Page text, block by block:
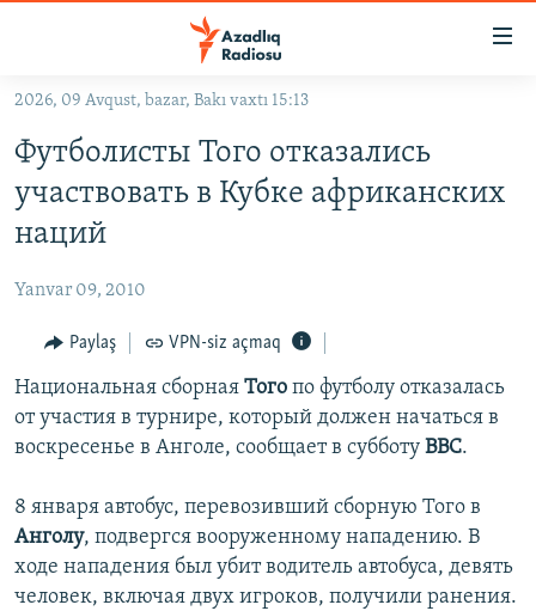
Əsas
qayıt
Əsas
naviqasiyaya
qayıt
#İZAHLA
KORRUPSIOMETR
FƏRQƏ BAX
QANUNI DOĞRU
ARAŞDIRMA
MULTIMEDIA
FOTOQALEREYA
İNFOQRAFIKA
KARIKATURA
OXU ZALI
AZƏRBAYCAN ƏDƏBIYYATI KITABXANASI
İSLAM VƏ DEMOKRATIYA
HAQQIMIZDA
MISSIYAMIZ
PEŞƏ ETIKASI VƏ JURNALISTIKA STANDARTLARIMIZ
BIZI IZLƏ
2026, 09 Avqust, bazar, Bakı vaxtı 15:13
Футболисты Того отказались
участвовать в Кубке африканских
наций
Yanvar 09, 2010
Paylaş VPN-siz açmaq
Национальная сборная Того по футболу отказалась
от участия в турнире, который должен начаться в
воскресенье в Анголе, сообщает в субботу ВВС.
8 января автобус, перевозивший сборную Того в
Анголу, подвергся вооруженному нападению. В
ходе нападения был убит водитель автобуса, девять
человек, включая двух игроков, получили ранения.